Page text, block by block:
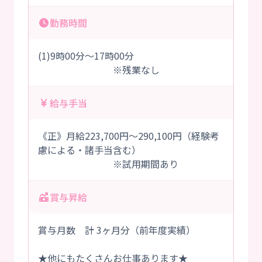
勤務時間
(1)9時00分～17時00分
※残業なし
給与手当
《正》月給223,700円～290,100円（経験考
慮による・諸手当含む）
※試用期間あり
賞与昇給
賞与月数 計 3ヶ月分（前年度実績）
★他にもたくさんお仕事あります★